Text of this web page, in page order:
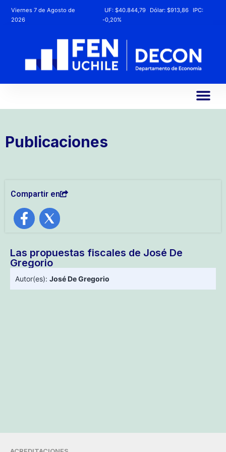
Viernes 7 de Agosto de
2026
UF: $40.844,79 Dólar: $913,86
IPC:
-0,20%
Publicaciones
Compartir en
Las propuestas fiscales de José De
Gregorio
Autor(es): José De Gregorio